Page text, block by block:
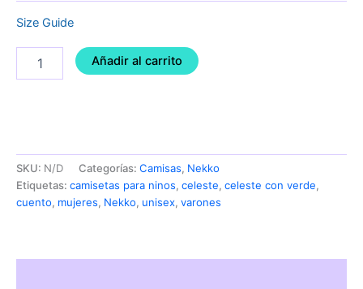
Size Guide
Añadir al carrito
SKU: N/D Categorías: Camisas, Nekko
Etiquetas: camisetas para ninos, celeste, celeste con verde,
cuento, mujeres, Nekko, unisex, varones